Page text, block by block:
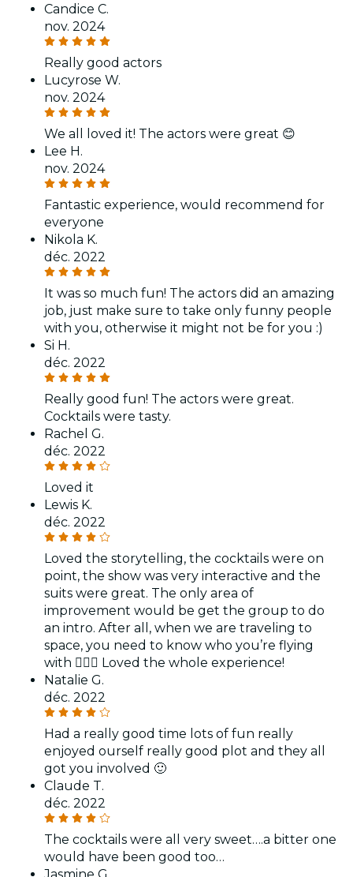
Candice C.
nov. 2024
Really good actors
Lucyrose W.
nov. 2024
We all loved it! The actors were great 😊
Lee H.
nov. 2024
Fantastic experience, would recommend for
everyone
Nikola K.
déc. 2022
It was so much fun! The actors did an amazing
job, just make sure to take only funny people
with you, otherwise it might not be for you :)
Si H.
déc. 2022
Really good fun! The actors were great.
Cocktails were tasty.
Rachel G.
déc. 2022
Loved it
Lewis K.
déc. 2022
Loved the storytelling, the cocktails were on
point, the show was very interactive and the
suits were great. The only area of
improvement would be get the group to do
an intro. After all, when we are traveling to
space, you need to know who you’re flying
with 🤷🏾‍♂️ Loved the whole experience!
Natalie G.
déc. 2022
Had a really good time lots of fun really
enjoyed ourself really good plot and they all
got you involved 🙂
Claude T.
déc. 2022
The cocktails were all very sweet….a bitter one
would have been good too…